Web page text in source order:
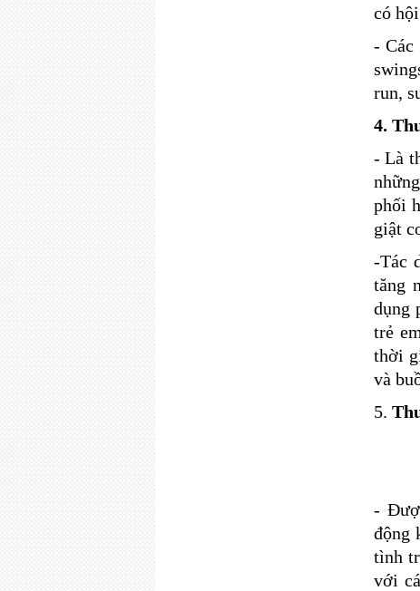
có
- Các
run,
4.
- Là
phối
giật
-Tác
tăng
dụng
trẻ
thời
và
5.
-
động
tình
với